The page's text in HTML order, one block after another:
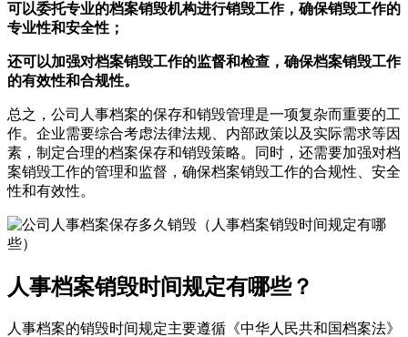
可以委托专业的档案销毁机构进行销毁工作，确保销毁工作的
专业性和安全性；
还可以加强对档案销毁工作的监督和检查，确保档案销毁工作
的有效性和合规性。
总之，公司人事档案的保存和销毁管理是一项复杂而重要的工
作。企业需要综合考虑法律法规、内部政策以及实际需求等因
素，制定合理的档案保存和销毁策略。同时，还需要加强对档
案销毁工作的管理和监督，确保档案销毁工作的合规性、安全
性和有效性。
人事档案销毁时间规定有哪些？
人事档案的销毁时间规定主要遵循《中华人民共和国档案法》